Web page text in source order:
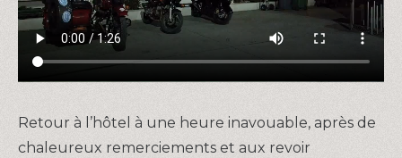
Retour à l’hôtel à une heure inavouable, après de
chaleureux remerciements et aux revoir